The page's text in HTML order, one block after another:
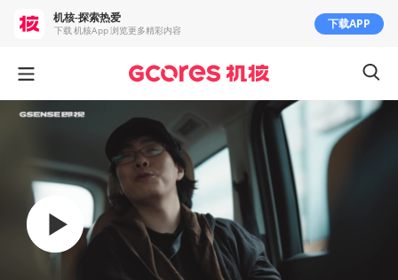
机核-探索热爱
下载 机核App 浏览更多精彩内容 下载APP